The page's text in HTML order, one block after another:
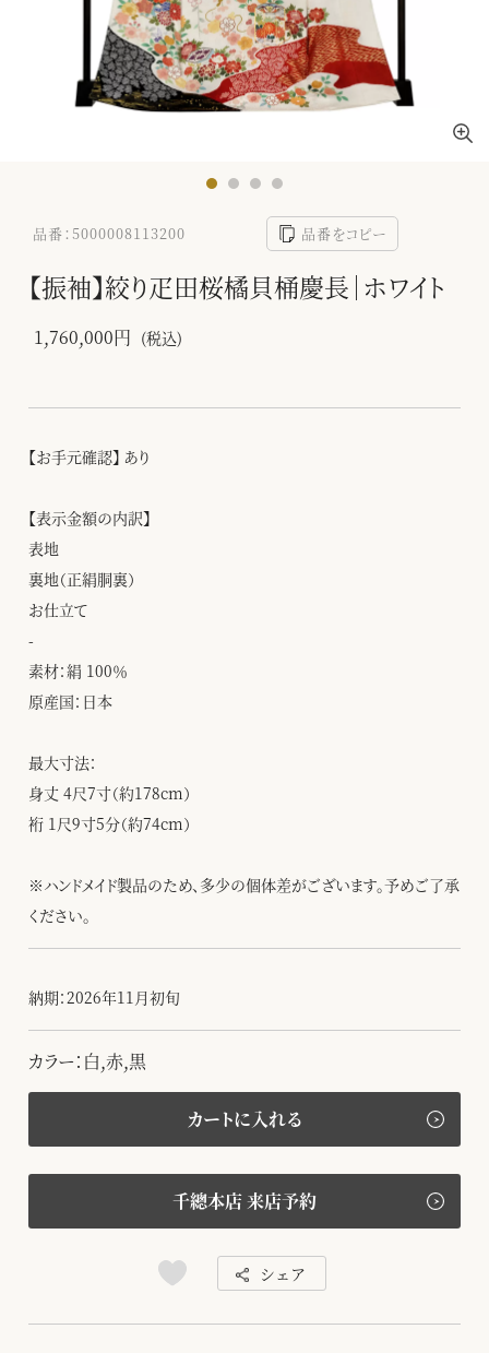
品番：5000008113200 品番をコピー
【振袖】絞り疋田桜橘貝桶慶長｜ホワイト
1,760,000円 (税込)
【お手元確認】 あり
【表示金額の内訳】
表地
裏地（正絹胴裏）
お仕立て
-
素材：絹 100％
原産国：日本
最大寸法：
身丈 4尺7寸（約178cm）
裄 1尺9寸5分（約74cm）
※ハンドメイド製品のため、多少の個体差がございます。予めご了承
ください。
納期：2026年11月初旬
カラー：白,赤,黒
カートに入れる
千總本店 来店予約
シェア